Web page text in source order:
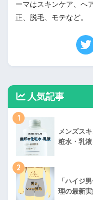
ーマはスキンケア、ヘ
正、脱毛、モテなど。
人気記事
1
メンズス
粧水・乳液
2
「ハイジ
理の最新